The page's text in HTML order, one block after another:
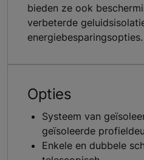
bieden ze ook
verbeterde
energiebesparingsopties.
Opties
Systeem van
geïsoleerde
Enkele en dubbele